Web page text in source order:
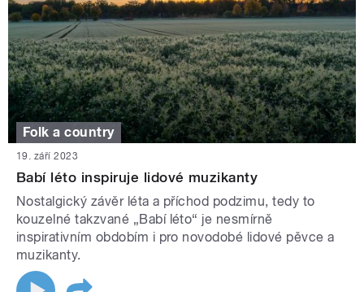
Folk a country
19. září 2023
Babí léto inspiruje lidové muzikanty
Nostalgický závěr léta a příchod podzimu, tedy to
kouzelné takzvané „Babí léto“ je nesmírně
inspirativním obdobím i pro novodobé lidové pěvce a
muzikanty.